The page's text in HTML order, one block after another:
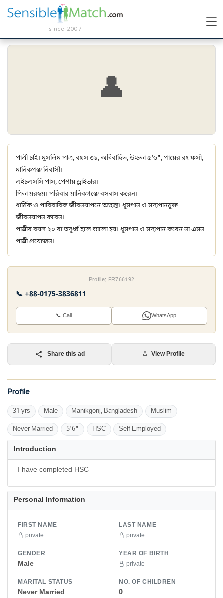
since 2007
👤
পাত্রী চাই। মুসলিম পাত্র, বয়স ৩১, অবিবাহিত, উচ্চতা ৫'৬", গায়ের রং ফর্সা,
মানিকগঞ্জ নিবাসী।
এইচএসসি পাস, পেশায় ড্রাইভার।
পিতা মরহুম। পরিবার মানিকগঞ্জে বসবাস করেন।
ধার্মিক ও পারিবারিক জীবনযাপনে অভ্যস্ত। ধূমপান ও মদ্যপানমুক্ত
জীবনযাপন করেন।
পাত্রীর বয়স ২০ বা তদূর্ধ্ব হলে ভালো হয়। ধূমপান ও মদ্যপান করেন না এমন
পাত্রী প্রয়োজন।
Profile: PR766192
📞 +88-0175-3836811
📞 Call WhatsApp
Share this ad View Profile
Profile
31 yrs Male Manikgonj, Bangladesh Muslim
Never Married 5'6" HSC Self Employed
Introduction
I have completed HSC
Personal Information
FIRST NAME
private
LAST NAME
private
GENDER
Male
YEAR OF BIRTH
private
MARITAL STATUS
Never Married
NO. OF CHILDREN
0